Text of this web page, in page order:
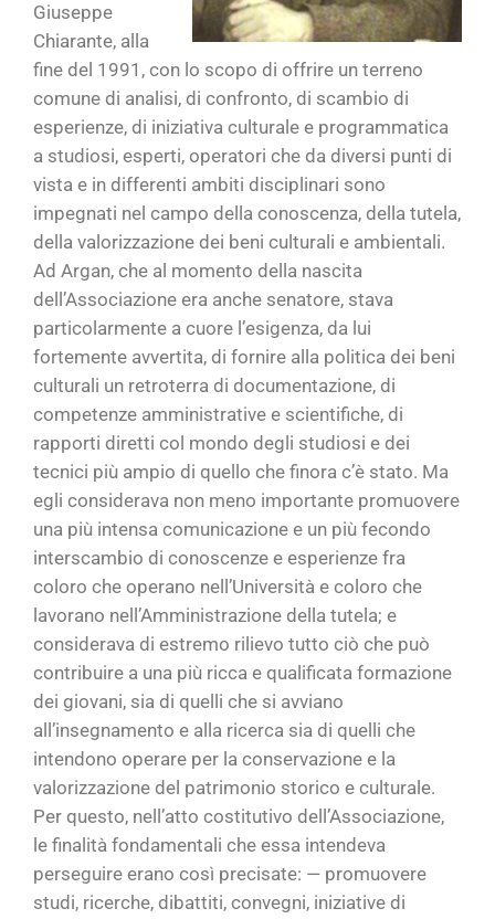
Giuseppe
Chiarante, alla
fine del 1991, con lo scopo di offrire un terreno
comune di analisi, di confronto, di scambio di
esperienze, di iniziativa culturale e programmatica
a studiosi, esperti, operatori che da diversi punti di
vista e in differenti ambiti disciplinari sono
impegnati nel campo della conoscenza, della tutela,
della valorizzazione dei beni culturali e ambientali.
Ad Argan, che al momento della nascita
dell’Associazione era anche senatore, stava
particolarmente a cuore l’esigenza, da lui
fortemente avvertita, di fornire alla politica dei beni
culturali un retroterra di documentazione, di
competenze amministrative e scientifiche, di
rapporti diretti col mondo degli studiosi e dei
tecnici più ampio di quello che finora c’è stato. Ma
egli considerava non meno importante promuovere
una più intensa comunicazione e un più fecondo
interscambio di conoscenze e esperienze fra
coloro che operano nell’Università e coloro che
lavorano nell’Amministrazione della tutela; e
considerava di estremo rilievo tutto ciò che può
contribuire a una più ricca e qualificata formazione
dei giovani, sia di quelli che si avviano
all’insegnamento e alla ricerca sia di quelli che
intendono operare per la conservazione e la
valorizzazione del patrimonio storico e culturale.
Per questo, nell’atto costitutivo dell’Associazione,
le finalità fondamentali che essa intendeva
perseguire erano così precisate: — promuovere
studi, ricerche, dibattiti, convegni, iniziative di